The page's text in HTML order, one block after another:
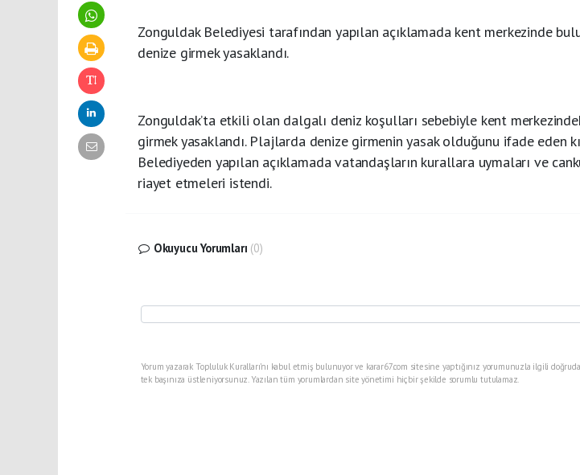
Zonguldak Belediyesi tarafından yapılan açıklamada kent merkezinde
denize girmek yasaklandı.
Zonguldak’ta etkili olan dalgalı deniz koşulları sebebiyle kent
girmek yasaklandı. Plajlarda denize girmenin yasak olduğunu ifade eden
Belediyeden yapılan açıklamada vatandaşların kurallara uymaları ve
riayet etmeleri istendi.
Okuyucu Yorumları (0)
Yorum yazarak Topluluk Kuralları’nı kabul etmiş bulunuyor ve karar67.com sitesine yaptığınız yorumunuzla ilgili
tek başınıza üstleniyorsunuz. Yazılan tüm yorumlardan site yönetimi hiçbir şekilde sorumlu tutulamaz.